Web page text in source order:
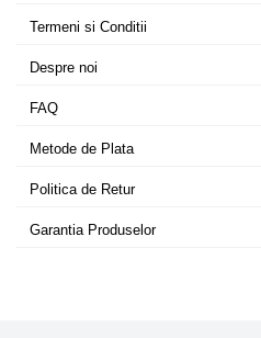
Termeni si Conditii
Despre noi
FAQ
Metode de Plata
Politica de Retur
Garantia Produselor